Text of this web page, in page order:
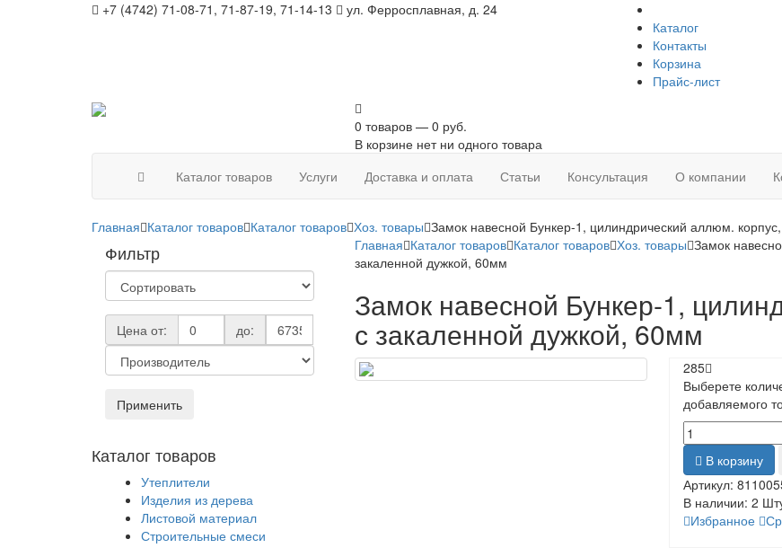
+7 (4742) 71-08-71, 71-87-19, 71-14-13
ул. Ферросплавная, д. 24
Каталог
Контакты
Корзина
Прайс-лист
0 товаров — 0 руб.
В корзине нет ни одного товара
Каталог товаров
Услуги Доставка и оплата Статьи Консультация О компании
Главная Каталог товаров Каталог товаров Хоз. товары Замок навесной Бункер-1, цилиндрический аллюм.
Фильтр
Цена от: до:
Применить
Каталог товаров
Утеплители
Изделия из дерева
Листовой материал
Строительные смеси
Главная Каталог товаров Каталог товаров Хоз. товары Замок
закаленной дужкой, 60мм
Замок навесной Бункер-1,
с закаленной дужкой, 60мм
285
Выберете
добавляемого
В корзину
Артикул:
В наличии:2
Избранное